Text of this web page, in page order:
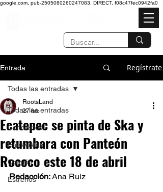
google.com, pub-2505080260247083, DIRECT, f08c47fec0942fa0
Entrada Regístrate
Todas las entradas
Conciertos
Entrevistas
Opinión
Estrenos
Todas las entradas
Ecatepec se pinta de Ska y
retumbara con Panteón
Rococo este 18 de abril
RootsLand
27 feb
Redacción: Ana Ruiz